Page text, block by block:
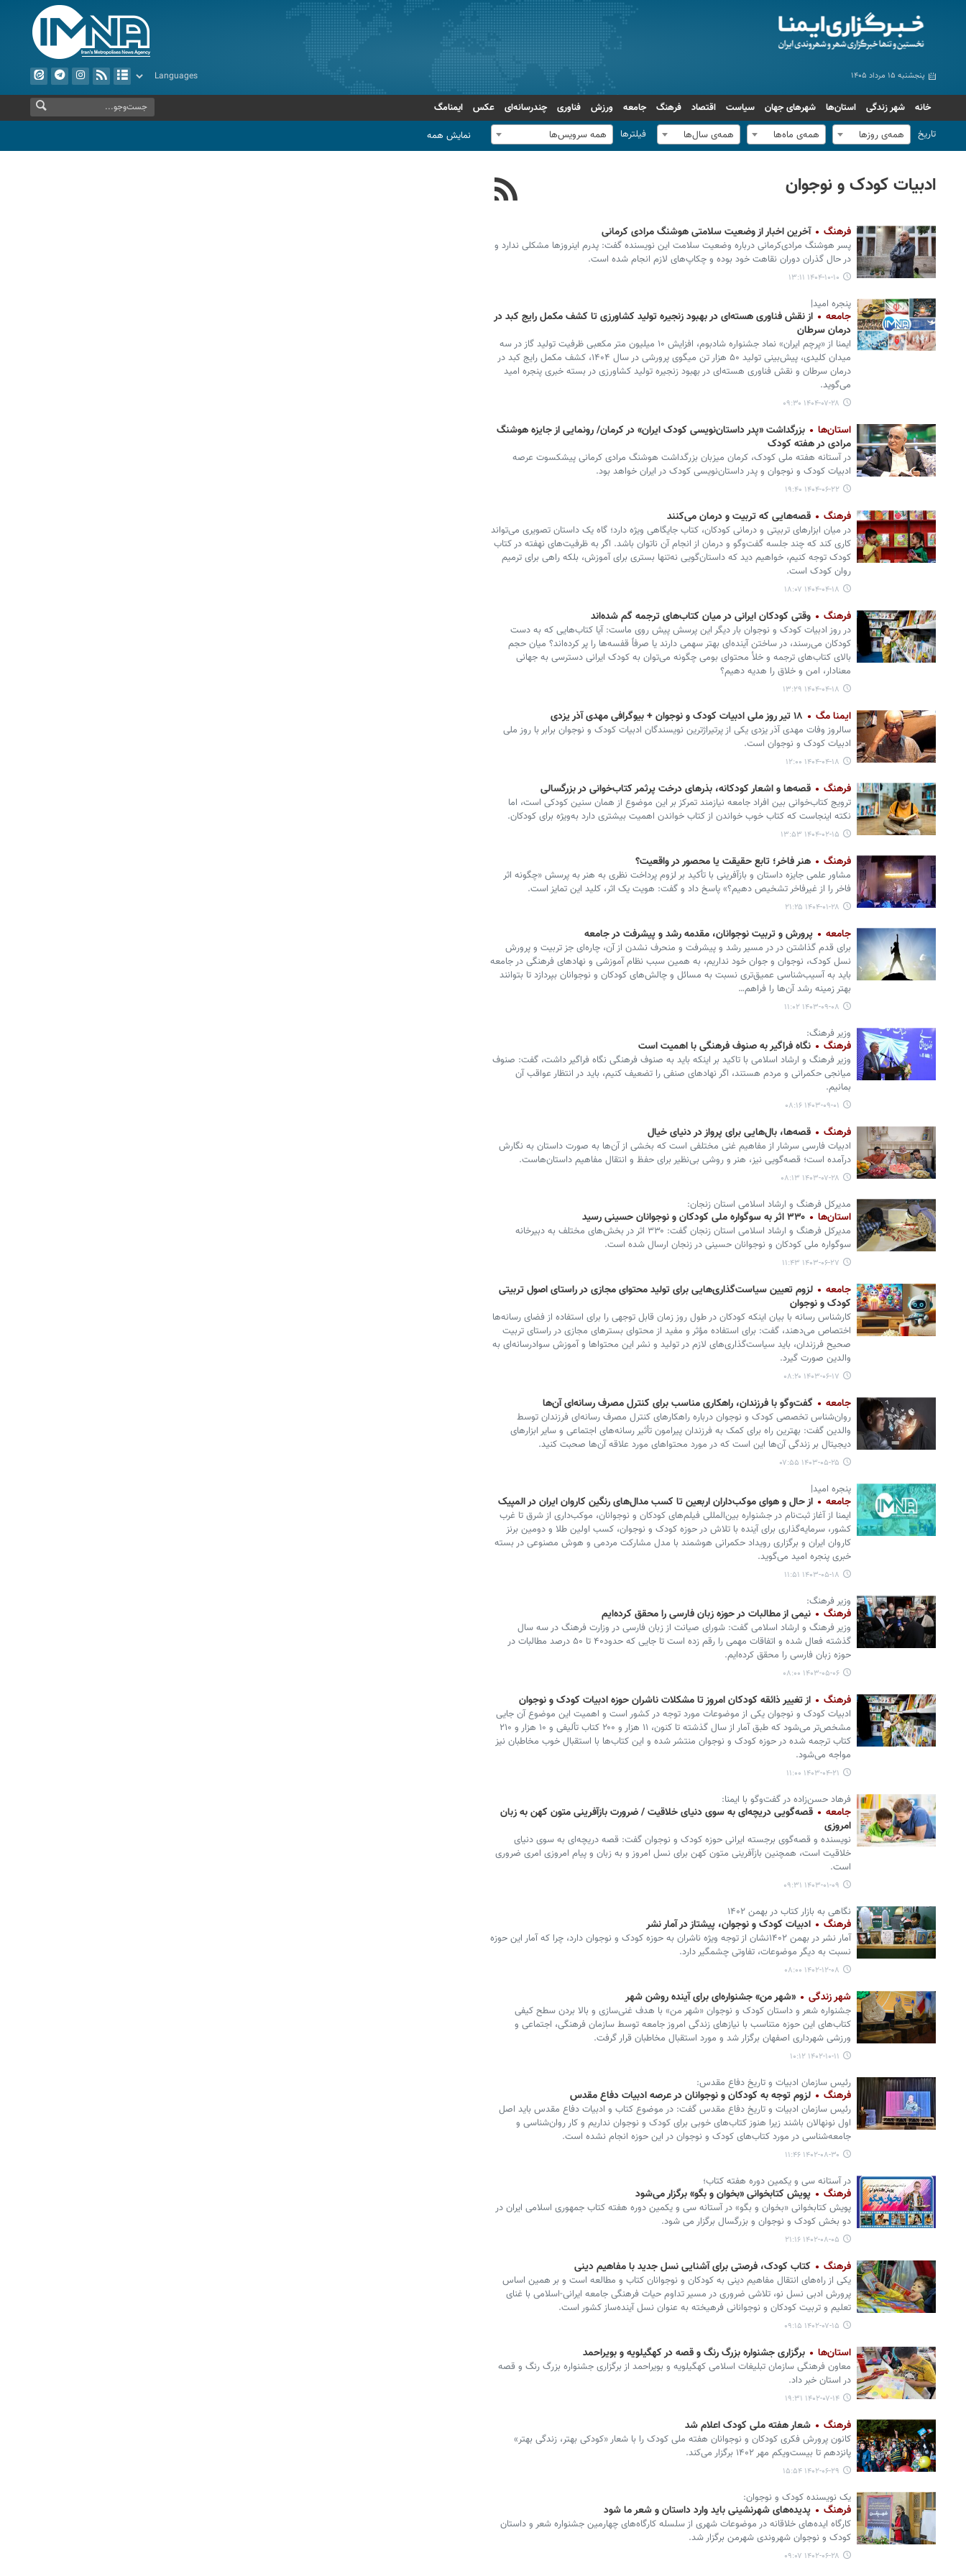
پنجشنبه ۱۵ مرداد ۱۴۰۵
خانه شهر زندگی استان‌ها شهرهای جهان سیاست اقتصاد فرهنگ جامعه ورزش فناوری چندرسانه‌ای عکس
ایمنامگ
تاریخ
همه‌ی روزها همه‌ی ماه‌ها همه‌ی سال‌ها فیلترها همه سرویس‌ها نمایش همه
ادبیات کودک و نوجوان
فرهنگ آخرین اخبار از وضعیت سلامتی هوشنگ مرادی‌ کرمانی
پسر هوشنگ مرادی‌کرمانی درباره وضعیت سلامت این نویسنده گفت: پدرم اینروزها مشکلی ندارد و
در حال گذران دوران نقاهت خود بوده و چکاپ‌های لازم انجام شده است.
۱۴۰۴-۱۰-۱۰ ۱۳:۱۱
پنجره امید|
جامعه
از نقش فناوری هسته‌ای در بهبود زنجیره تولید کشاورزی تا کشف مکمل رایج کبد در
درمان سرطان
ایمنا از «پرچم ایران» نماد جشنواره شادبوم، افزایش ۱۰ میلیون متر مکعبی ظرفیت تولید گاز در سه
میدان کلیدی، پیش‌بینی تولید ۵۰ هزار تن میگوی پرورشی در سال ۱۴۰۴، کشف مکمل رایج کبد در
درمان سرطان و نقش فناوری هسته‌ای در بهبود زنجیره تولید کشاورزی در بسته خبری پنجره امید
می‌گوید.
۱۴۰۴-۰۷-۲۸ ۰۹:۳۰
استان‌ها
بزرگداشت «پدر داستان‌نویسی کودک ایران» در کرمان/ رونمایی از جایزه هوشنگ
مرادی در هفته کودک
در آستانه هفته ملی کودک، کرمان میزبان بزرگداشت هوشنگ مرادی کرمانی پیشکسوت عرصه
ادبیات کودک و نوجوان و پدر داستان‌نویسی کودک در ایران خواهد بود.
۱۴۰۴-۰۶-۲۲ ۱۹:۴۰
فرهنگ قصه‌هایی که تربیت و درمان می‌کنند
در میان ابزارهای تربیتی و درمانی کودکان، کتاب جایگاهی ویژه دارد؛ گاه یک داستان تصویری می‌تواند
کاری کند که چند جلسه گفت‌وگو و درمان از انجام آن ناتوان باشد. اگر به ظرفیت‌های نهفته در کتاب
کودک توجه کنیم، خواهیم دید که داستان‌گویی نه‌تنها بستری برای آموزش، بلکه راهی برای ترمیم
روان کودک است.
۱۴۰۴-۰۴-۱۸ ۱۸:۰۷
فرهنگ وقتی کودکان ایرانی در میان کتاب‌های ترجمه گم شده‌اند
در روز ادبیات کودک و نوجوان بار دیگر این پرسش پیش روی ماست: آیا کتاب‌هایی که به دست
کودکان می‌رسند، در ساختن آینده‌ای بهتر سهمی دارند یا صرفاً قفسه‌ها را پر کرده‌اند؟ میان حجم
بالای کتاب‌های ترجمه و خلأ محتوای بومی چگونه می‌توان به کودک ایرانی دسترسی به جهانی
معنادار، امن و خلاق را هدیه دهیم؟
۱۴۰۴-۰۴-۱۸ ۱۳:۲۹
ایمنا مگ ۱۸ تیر روز ملی ادبیات کودک و نوجوان + بیوگرافی مهدی آذر یزدی
سالروز وفات مهدی آذر یزدی یکی از پرتیراژترین نویسندگان ادبیات کودک و نوجوان برابر با روز ملی
ادبیات کودک و نوجوان است.
۱۴۰۴-۰۴-۱۸ ۱۲:۰۰
فرهنگ قصه‌ها و اشعار کودکانه، بذرهای‌ درخت پرثمر کتاب‌خوانی‌ در بزرگسالی
ترویج کتاب‌خوانی بین افراد جامعه نیازمند تمرکز بر این موضوع از همان سنین کودکی است، اما
نکته اینجاست که کتاب خوب خواندن از کتاب خواندن اهمیت بیشتری دارد به‌ویژه برای کودکان.
۱۴۰۴-۰۲-۱۵ ۱۳:۵۳
فرهنگ هنر فاخر؛ تابع حقیقت یا محصور در واقعیت؟
مشاور علمی جایزه داستان و بازآفرینی با تأکید بر لزوم پرداخت نظری به هنر به پرسش «چگونه اثر
فاخر را از غیرفاخر تشخیص دهیم؟» پاسخ داد و گفت: هویت یک اثر، کلید این تمایز است.
۱۴۰۴-۰۱-۲۸ ۲۱:۲۵
جامعه پرورش و تربیت نوجوانان، مقدمه رشد و پیشرفت در جامعه
برای قدم گذاشتن در در مسیر رشد و پیشرفت و منحرف نشدن از آن، چاره‌ای جز تربیت و پرورش
نسل کودک، نوجوان و جوان خود نداریم، به همین سبب نظام آموزشی و نهادهای فرهنگی در جامعه
باید به آسیب‌شناسی عمیق‌تری نسبت به مسائل و چالش‌های کودکان و نوجوانان بپردازد تا بتوانند
بهتر زمینه رشد آن‌ها را فراهم…
۱۴۰۳-۰۹-۰۸ ۱۱:۰۲
وزیر فرهنگ:
فرهنگ نگاه فراگیر به صنوف فرهنگی با اهمیت است
وزیر فرهنگ و ارشاد اسلامی با تاکید بر اینکه باید به صنوف فرهنگی نگاه فراگیر داشت، گفت: صنوف
میانجی حکمرانی و مردم هستند، اگر نهادهای صنفی را تضعیف کنیم، باید در انتظار عواقب آن
بمانیم.
۱۴۰۳-۰۹-۰۱ ۰۸:۱۶
فرهنگ قصه‌ها، بال‌هایی برای پرواز در دنیای خیال
ادبیات فارسی سرشار از مفاهیم غنی مختلفی است که بخشی از آن‌ها به صورت داستان به نگارش
درآمده است؛ قصه‌گویی نیز، هنر و روشی بی‌نظیر برای حفظ و انتقال مفاهیم داستان‌هاست.
۱۴۰۳-۰۷-۲۸ ۰۸:۱۳
مدیرکل فرهنگ و ارشاد اسلامی استان زنجان:
استان‌ها ۳۳۰ اثر به سوگواره ملی کودکان و نوجوانان حسینی رسید
مدیرکل فرهنگ و ارشاد اسلامی استان زنجان گفت: ۳۳۰ اثر در بخش‌های مختلف به دبیرخانه
سوگواره ملی کودکان و نوجوانان حسینی در زنجان ارسال شده است.
۱۴۰۳-۰۶-۲۷ ۱۱:۴۳
جامعه
لزوم تعیین سیاست‌گذاری‌هایی برای تولید محتوای مجازی در راستای اصول تربیتی
کودک و نوجوان
کارشناس رسانه با بیان اینکه کودکان در طول روز زمان قابل توجهی را برای استفاده از فضای رسانه‌ها
اختصاص می‌دهند، گفت: برای استفاده مؤثر و مفید از محتوای بسترهای مجازی در راستای تربیت
صحیح فرزندان، باید سیاست‌گذاری‌های لازم در تولید و نشر این محتواها و آموزش سوادرسانه‌ای به
والدین صورت گیرد.
۱۴۰۳-۰۶-۱۷ ۰۸:۲۰
جامعه گفت‌وگو با فرزندان، راهکاری مناسب برای کنترل مصرف رسانه‌ای آن‌ها
روان‌شناس تخصصی کودک و نوجوان درباره راهکارهای کنترل مصرف رسانه‌ای فرزندان توسط
والدین گفت: بهترین راه برای کمک به فرزندان پیرامون تأثیر رسانه‌های اجتماعی و سایر ابزارهای
دیجیتال بر زندگی آن‌ها این است که در مورد محتواهای مورد علاقه آن‌ها صحبت کنید.
۱۴۰۳-۰۵-۲۵ ۰۷:۵۵
پنجره امید|
جامعه از حال و هوای موکب‌داران اربعین تا کسب مدال‌های رنگین کاروان ایران در المپیک
ایمنا از آغاز ثبت‌نام در جشنواره بین‌المللی فیلم‌های کودکان و نوجوانان، موکب‌داری از شرق تا غرب
کشور، سرمایه‌گذاری برای آینده با تلاش در حوزه کودک و نوجوان، کسب اولین طلا و دومین برنز
کاروان ایران و برگزاری رویداد حکمرانی هوشمند با مدل مشارکت مردمی و هوش مصنوعی در بسته
خبری پنجره امید می‌گوید.
۱۴۰۳-۰۵-۱۸ ۱۱:۵۱
وزیر فرهنگ:
فرهنگ نیمی از مطالبات در حوزه زبان فارسی را محقق کرده‌ایم
وزیر فرهنگ و ارشاد اسلامی گفت: شورای صیانت از زبان فارسی در وزارت فرهنگ در سه سال
گذشته فعال شده و اتفاقات مهمی را رقم زده است تا جایی که حدود۴۰ تا ۵۰ درصد مطالبات در
حوزه زبان فارسی را محقق کرده‌ایم.
۱۴۰۳-۰۵-۰۶ ۰۸:۰۰
فرهنگ از تغییر ذائقه کودکان امروز تا مشکلات ناشران حوزه ادبیات کودک و نوجوان
ادبیات کودک و نوجوان یکی از موضوعات مورد توجه در کشور است و اهمیت این موضوع آن جایی
مشخص‌تر می‌شود که طبق آمار از سال گذشته تا کنون، ۱۱ هزار و ۲۰۰ کتاب تألیفی و ۱۰ هزار و ۲۱۰
کتاب ترجمه شده در حوزه کودک و نوجوان منتشر شده و این کتاب‌ها با استقبال خوب مخاطبان نیز
مواجه می‌شود.
۱۴۰۳-۰۴-۲۱ ۱۱:۰۰
فرهاد حسن‌زاده در گفت‌وگو با ایمنا:
جامعه
قصه‌گویی دریچه‌ای به سوی دنیای خلاقیت / ضرورت بازآفرینی متون کهن به زبان
امروزی
نویسنده و قصه‌گوی برجسته ایرانی حوزه کودک و نوجوان گفت: قصه دریچه‌ای به سوی دنیای
خلاقیت است، همچنین بازآفرینی متون کهن برای نسل امروز و به زبان و پیام امروزی امری ضروری
است.
۱۴۰۳-۰۱-۰۹ ۰۹:۳۱
نگاهی به بازار کتاب در بهمن ۱۴۰۲
فرهنگ ادبیات کودک و نوجوان، پیشتاز در آمار نشر
آمار نشر در بهمن ۱۴۰۲نشان از توجه ویژه ناشران به حوزه کودک و نوجوان دارد، چرا که آمار این حوزه
نسبت به دیگر موضوعات، تفاوتی چشمگیر دارد.
۱۴۰۲-۱۲-۰۸ ۰۸:۰۰
شهر زندگی «شهر من» جشنواره‌ای برای آینده روشن شهر
جشنواره شعر و داستان کودک و نوجوان «شهر من» با هدف غنی‌سازی و بالا بردن سطح کیفی
کتاب‌های این حوزه متناسب با نیازهای زندگی امروز جامعه توسط سازمان فرهنگی، اجتماعی و
ورزشی شهرداری اصفهان برگزار شد و مورد استقبال مخاطبان قرار گرفت.
۱۴۰۲-۱۰-۱۱ ۱۰:۱۲
رئیس سازمان ادبیات و تاریخ دفاع مقدس:
فرهنگ لزوم توجه به کودکان و نوجوانان در عرصه ادبیات دفاع مقدس
رئیس سازمان ادبیات و تاریخ دفاع مقدس گفت: در موضوع کتاب و ادبیات دفاع مقدس باید اصل
اول نونهالان باشند زیرا هنوز کتاب‌های خوبی برای کودک و نوجوان نداریم و کار روان‌شناسی و
جامعه‌شناسی در مورد کتاب‌های کودک و نوجوان در این حوزه انجام نشده است.
۱۴۰۲-۰۸-۳۰ ۱۱:۴۶
در آستانه سی و یکمین دوره هفته کتاب؛
فرهنگ پویش کتابخوانی «بخوان و بگو» برگزار می‌شود
پویش کتابخوانی «بخوان و بگو» در آستانه سی و یکمین دوره هفته کتاب جمهوری اسلامی ایران در
دو بخش کودک و نوجوان و بزرگسال برگزار می شود.
۱۴۰۲-۰۸-۰۵ ۲۱:۱۶
فرهنگ کتاب کودک، فرصتی برای آشنایی نسل جدید با مفاهیم دینی
یکی از راه‌های انتقال مفاهیم دینی به کودکان و نوجوانان کتاب و مطالعه است و بر همین اساس
پرورش ادبی نسل نو، تلاشی ضروری در مسیر تداوم حیات فرهنگی جامعه ایرانی-اسلامی با غنای
تعلیم و تربیت کودکان و نوجوانانی فرهیخته به عنوان نسل آینده‌ساز کشور است.
۱۴۰۲-۰۷-۱۵ ۰۹:۱۵
استان‌ها برگزاری جشنواره بزرگ رنگ و قصه در کهگیلویه و بویراحمد
معاون فرهنگی سازمان تبلیغات اسلامی کهگیلویه و بویراحمد از برگزاری جشنواره بزرگ رنگ و قصه
در استان خبر داد.
۱۴۰۲-۰۷-۱۴ ۱۹:۳۱
فرهنگ شعار هفته ملی کودک اعلام شد
کانون پرورش فکری کودکان و نوجوانان هفته ملی کودک را با شعار «کودکی بهتر، زندگی بهتر»
پانزدهم تا بیست‌ویکم مهر ۱۴۰۲ برگزار می‌کند.
۱۴۰۲-۰۶-۲۹ ۱۵:۵۴
یک نویسنده کودک و نوجوان:
فرهنگ پدیده‌های شهرنشینی باید وارد داستان و شعر ما شود
کارگاه ایده‌های خلاقانه در موضوعات شهری از سلسله کارگاه‌های چهارمین جشنواره شعر و داستان
کودک و نوجوان شهروندی شهرمن برگزار شد.
۱۴۰۲-۰۶-۲۸ ۰۹:۰۷